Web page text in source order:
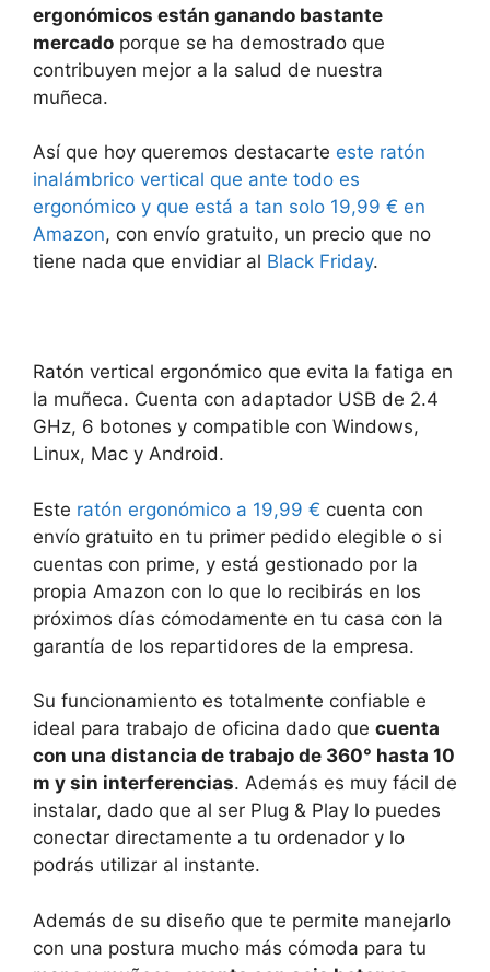
ergonómicos están ganando bastante
mercado porque se ha demostrado que
contribuyen mejor a la salud de nuestra
muñeca.
Así que hoy queremos destacarte este ratón
inalámbrico vertical que ante todo es
ergonómico y que está a tan solo 19,99 € en
Amazon, con envío gratuito, un precio que no
tiene nada que envidiar al Black Friday.
Ratón vertical ergonómico que evita la fatiga en
la muñeca. Cuenta con adaptador USB de 2.4
GHz, 6 botones y compatible con Windows,
Linux, Mac y Android.
Este ratón ergonómico a 19,99 € cuenta con
envío gratuito en tu primer pedido elegible o si
cuentas con prime, y está gestionado por la
propia Amazon con lo que lo recibirás en los
próximos días cómodamente en tu casa con la
garantía de los repartidores de la empresa.
Su funcionamiento es totalmente confiable e
ideal para trabajo de oficina dado que cuenta
con una distancia de trabajo de 360° hasta 10
m y sin interferencias. Además es muy fácil de
instalar, dado que al ser Plug & Play lo puedes
conectar directamente a tu ordenador y lo
podrás utilizar al instante.
Además de su diseño que te permite manejarlo
con una postura mucho más cómoda para tu